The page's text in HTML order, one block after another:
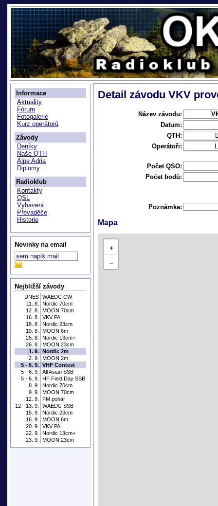
Informace
Aktuality
Fórum
Fotogalerie
Kurz operátorů
Závody
Deníky
Naše QTH
Alpe Adria
Diplomy
Radioklub
Kontakty
QSL
Vybavení
Převaděče
Historie
Novinky na email
Nejbližší závody
DNES WAEDC CW
11. 8.
Nordic 70cm
12. 8.
MOON 70cm
16. 8.
VKV PA
18. 8.
Nordic 23cm
19. 8.
MOON 6m
25. 8.
Nordic 13cm+
26. 8.
MOON 23cm
1. 9. Nordic 2m
2. 9.
MOON 2m
5 - 6. 9. VHF Contest
5 - 6. 9.
All Asian SSB
5 - 6. 9.
HF Field Day SSB
8. 9.
Nordic 70cm
9. 9.
MOON 70cm
12. 9.
FM pohár
12 - 13. 9.
WAEDC SSB
15. 9.
Nordic 23cm
16. 9.
MOON 6m
20. 9.
VKV PA
22. 9.
Nordic 13cm+
23. 9.
MOON 23cm
Detail závodu VKV
Název závodu:
Datum:
QTH:
Operátoři:
Počet QSO:
Počet bodů:
Poznámka:
Mapa
+
−